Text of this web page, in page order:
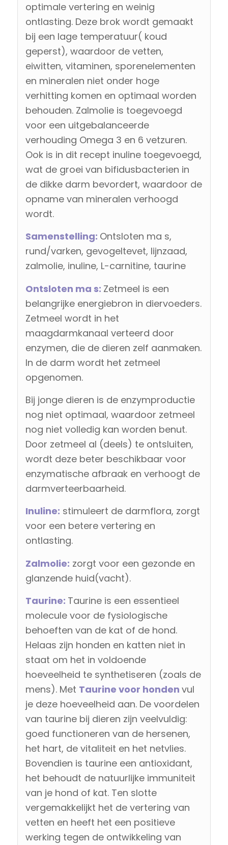
optimale vertering en weinig
ontlasting. Deze brok wordt gemaakt
bij een lage temperatuur( koud
geperst), waardoor de vetten,
eiwitten, vitaminen, sporenelementen
en mineralen niet onder hoge
verhitting komen en optimaal worden
behouden. Zalmolie is toegevoegd
voor een uitgebalanceerde
verhouding Omega 3 en 6 vetzuren.
Ook is in dit recept inuline toegevoegd,
wat de groei van bifidusbacterien in
de dikke darm bevordert, waardoor de
opname van mineralen verhoogd
wordt.
Samenstelling: Ontsloten ma s,
rund/varken, gevogeltevet, lijnzaad,
zalmolie, inuline, L-carnitine, taurine
Ontsloten ma s: Zetmeel is een
belangrijke energiebron in diervoeders.
Zetmeel wordt in het
maagdarmkanaal verteerd door
enzymen, die de dieren zelf aanmaken.
In de darm wordt het zetmeel
opgenomen.
Bij jonge dieren is de enzymproductie
nog niet optimaal, waardoor zetmeel
nog niet volledig kan worden benut.
Door zetmeel al (deels) te ontsluiten,
wordt deze beter beschikbaar voor
enzymatische afbraak en verhoogt de
darmverteerbaarheid.
Inuline: stimuleert de darmflora, zorgt
voor een betere vertering en
ontlasting.
Zalmolie: zorgt voor een gezonde en
glanzende huid(vacht).
Taurine: Taurine is een essentieel
molecule voor de fysiologische
behoeften van de kat of de hond.
Helaas zijn honden en katten niet in
staat om het in voldoende
hoeveelheid te synthetiseren (zoals de
mens). Met Taurine voor honden vul
je deze hoeveelheid aan. De voordelen
van taurine bij dieren zijn veelvuldig:
goed functioneren van de hersenen,
het hart, de vitaliteit en het netvlies.
Bovendien is taurine een antioxidant,
het behoudt de natuurlijke immuniteit
van je hond of kat. Ten slotte
vergemakkelijkt het de vertering van
vetten en heeft het een positieve
werking tegen de ontwikkeling van